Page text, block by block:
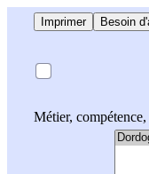
Imprimer Besoin
Métier,